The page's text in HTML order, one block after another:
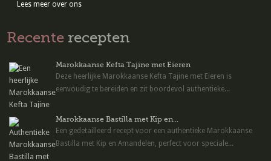
Lees meer over ons
Recente recepten
Marokkaanse Kefta Tajine met Eieren
Deze heerlijke Marokkaanse Kefta Tajine met Eieren is
eenvoudig te bereiden en zit boordevol authentieke...
Marokkaanse Bastilla met Kip en...
Een gedetailleerd recept voor een authentieke Marokkaanse
Bastilla met Kip en Amandelen, perfect voor speciale...